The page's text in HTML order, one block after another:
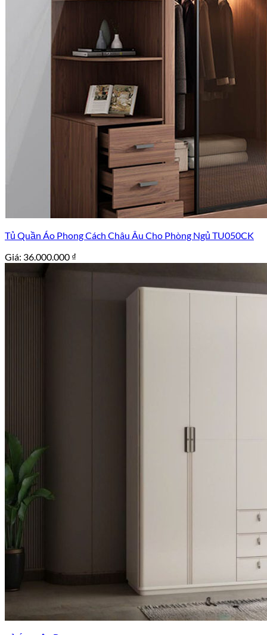
Tủ Quần Áo Phong Cách Châu Âu Cho Phòng Ngủ TU050CK
Giá: 36.000.000 ₫